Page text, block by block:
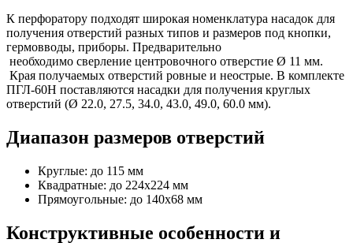
К перфоратору подходят широкая номенклатура насадок для
получения отверстий разных типов и размеров под кнопки,
гермовводы, приборы. Предварительно
необходимо сверление центровочного отверстие Ø 11 мм.
Края получаемых отверстий ровные и неострые. В комплекте
ПГЛ-60Н поставляются насадки для получения круглых
отверстий (Ø 22.0, 27.5, 34.0, 43.0, 49.0, 60.0 мм).
Диапазон размеров отверстий
Круглые: до 115 мм
Квадратные: до 224х224 мм
Прямоугольные: до 140х68 мм
Конструктивные особенности и